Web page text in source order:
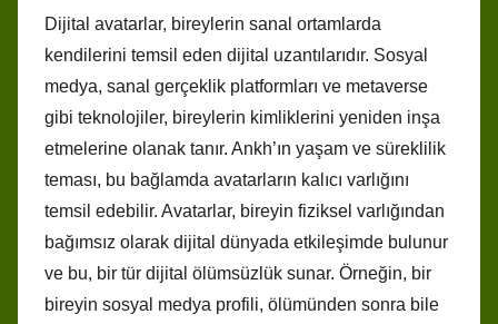
Dijital avatarlar, bireylerin sanal ortamlarda
kendilerini temsil eden dijital uzantılarıdır. Sosyal
medya, sanal gerçeklik platformları ve metaverse
gibi teknolojiler, bireylerin kimliklerini yeniden inşa
etmelerine olanak tanır. Ankh’ın yaşam ve süreklilik
teması, bu bağlamda avatarların kalıcı varlığını
temsil edebilir. Avatarlar, bireyin fiziksel varlığından
bağımsız olarak dijital dünyada etkileşimde bulunur
ve bu, bir tür dijital ölümsüzlük sunar. Örneğin, bir
bireyin sosyal medya profili, ölümünden sonra bile